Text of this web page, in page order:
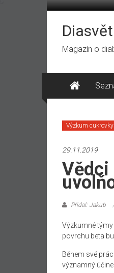
Přeskočit
obsah
Magazín o
Výzkum cukrovky
29.11.2019
Vědci
Přidal: Jakub
Výzkumné
povrchu beta
Během své
významný